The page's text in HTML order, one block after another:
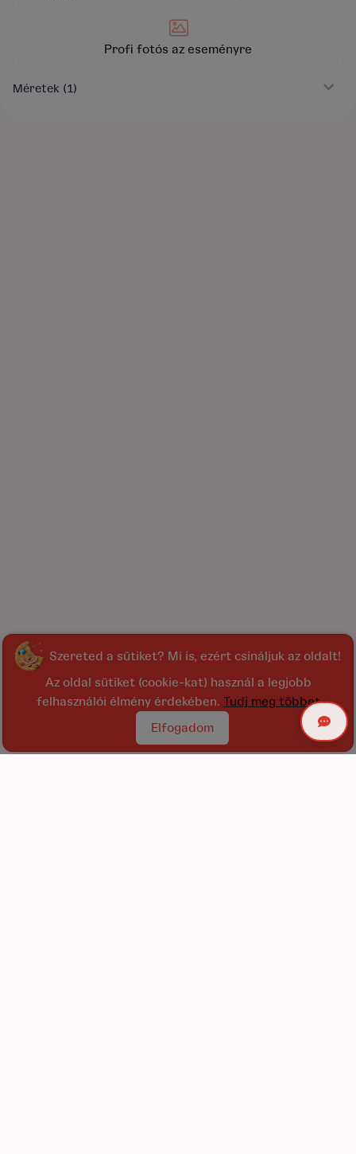
Profi fotós az eseményre
Méretek (1)
Szereted a sütiket? Mi is, ezért csináljuk az oldalt!
Az oldal sütiket (cookie-kat) használ a legjobb
felhasználói élmény érdekében. Tudj meg többet
Elfogadom